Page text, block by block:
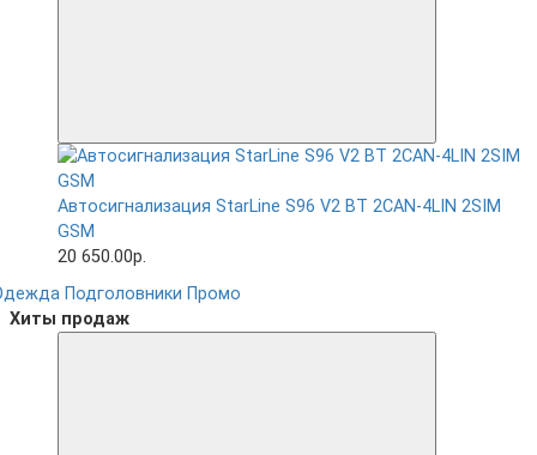
Автосигнализация StarLine S96 V2 BT 2CAN-4LIN 2SIM
GSM
20 650.00р.
Подголовники Промо
Хиты продаж